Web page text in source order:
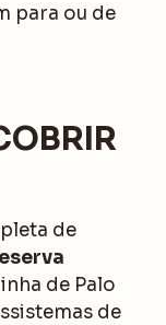
para ou de
de
de Palo
de